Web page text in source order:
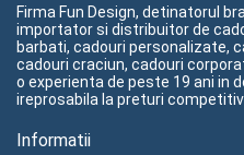
Firma Fun Design, detinatorul
importator si distribuitor de
barbati, cadouri personalizate,
cadouri craciun, cadouri
o experienta de peste 19 ani in
ireprosabila la preturi
Informatii